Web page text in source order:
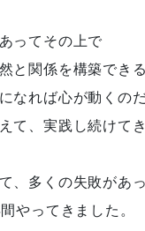
ってその上で
と関係を構築でき
なれば心が動くの
て、実践し続けてき
、多くの失敗があ
やってきました。